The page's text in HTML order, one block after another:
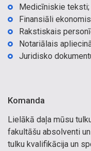
Medicīniskie teksti;
Finansiāli
Rakstiskais
Notariālais
Juridisko
Komanda
Lielākā daļa mūsu
fakultāšu absolventi
tulku kvalifikācija un